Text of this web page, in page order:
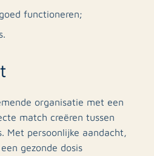
functioneren;
organisatie met een
match creëren tussen
Met persoonlijke aandacht,
gezonde dosis